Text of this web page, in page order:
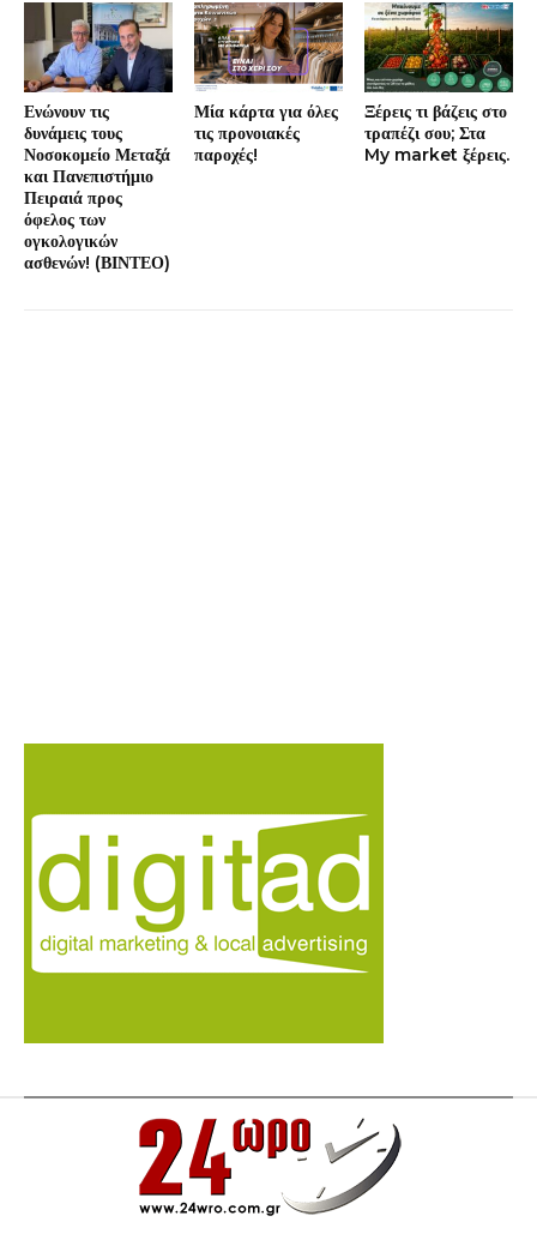
Ενώνουν τις
δυνάμεις τους
Νοσοκομείο Μεταξά
και Πανεπιστήμιο
Πειραιά προς
όφελος των
ογκολογικών
ασθενών! (ΒΙΝΤΕΟ)
Μία κάρτα για όλες
τις προνοιακές
παροχές!
Ξέρεις τι βάζεις στο
τραπέζι σου; Στα
My market ξέρεις.